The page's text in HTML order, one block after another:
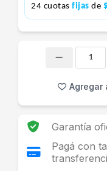
24 cuotas fijas de
Agregar
Garantía
Pagá con